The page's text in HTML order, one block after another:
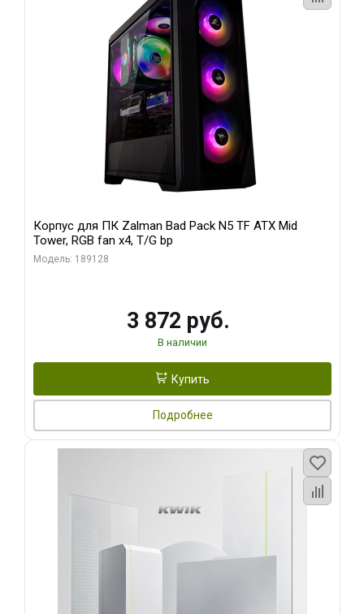
Корпус для ПК Zalman Bad Pack N5 TF ATX Mid
Tower, RGB fan x4, T/G bp
Модель: 189128
3 872 руб.
В наличии
Купить
Подробнее